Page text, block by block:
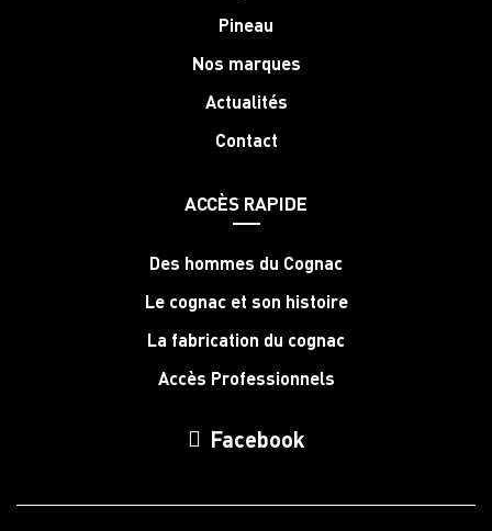
Pineau
Nos marques
Actualités
Contact
ACCÈS RAPIDE
Des hommes du Cognac
Le cognac et son histoire
La fabrication du cognac
Accès Professionnels
Facebook